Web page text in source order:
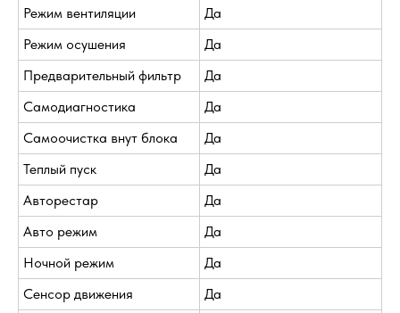
Режим вентиляции
Да
Режим осушения
Да
Предварительный фильтр
Да
Самодиагностика
Да
Самоочистка внут блока
Да
Теплый пуск
Да
Авторестар
Да
Авто режим
Да
Ночной режим
Да
Сенсор движения
Да